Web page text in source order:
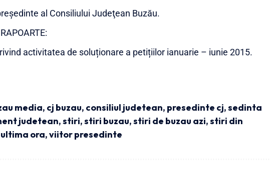
al Consiliului Judeţean Buzău.
activitatea de soluționare a petițiilor ianuarie – iunie 2015.
media, cj buzau, consiliul judetean, presedinte cj,sedinta
judetean,stiri,stiri buzau,stiri de buzau azi,stiri din
ora,viitor presedinte